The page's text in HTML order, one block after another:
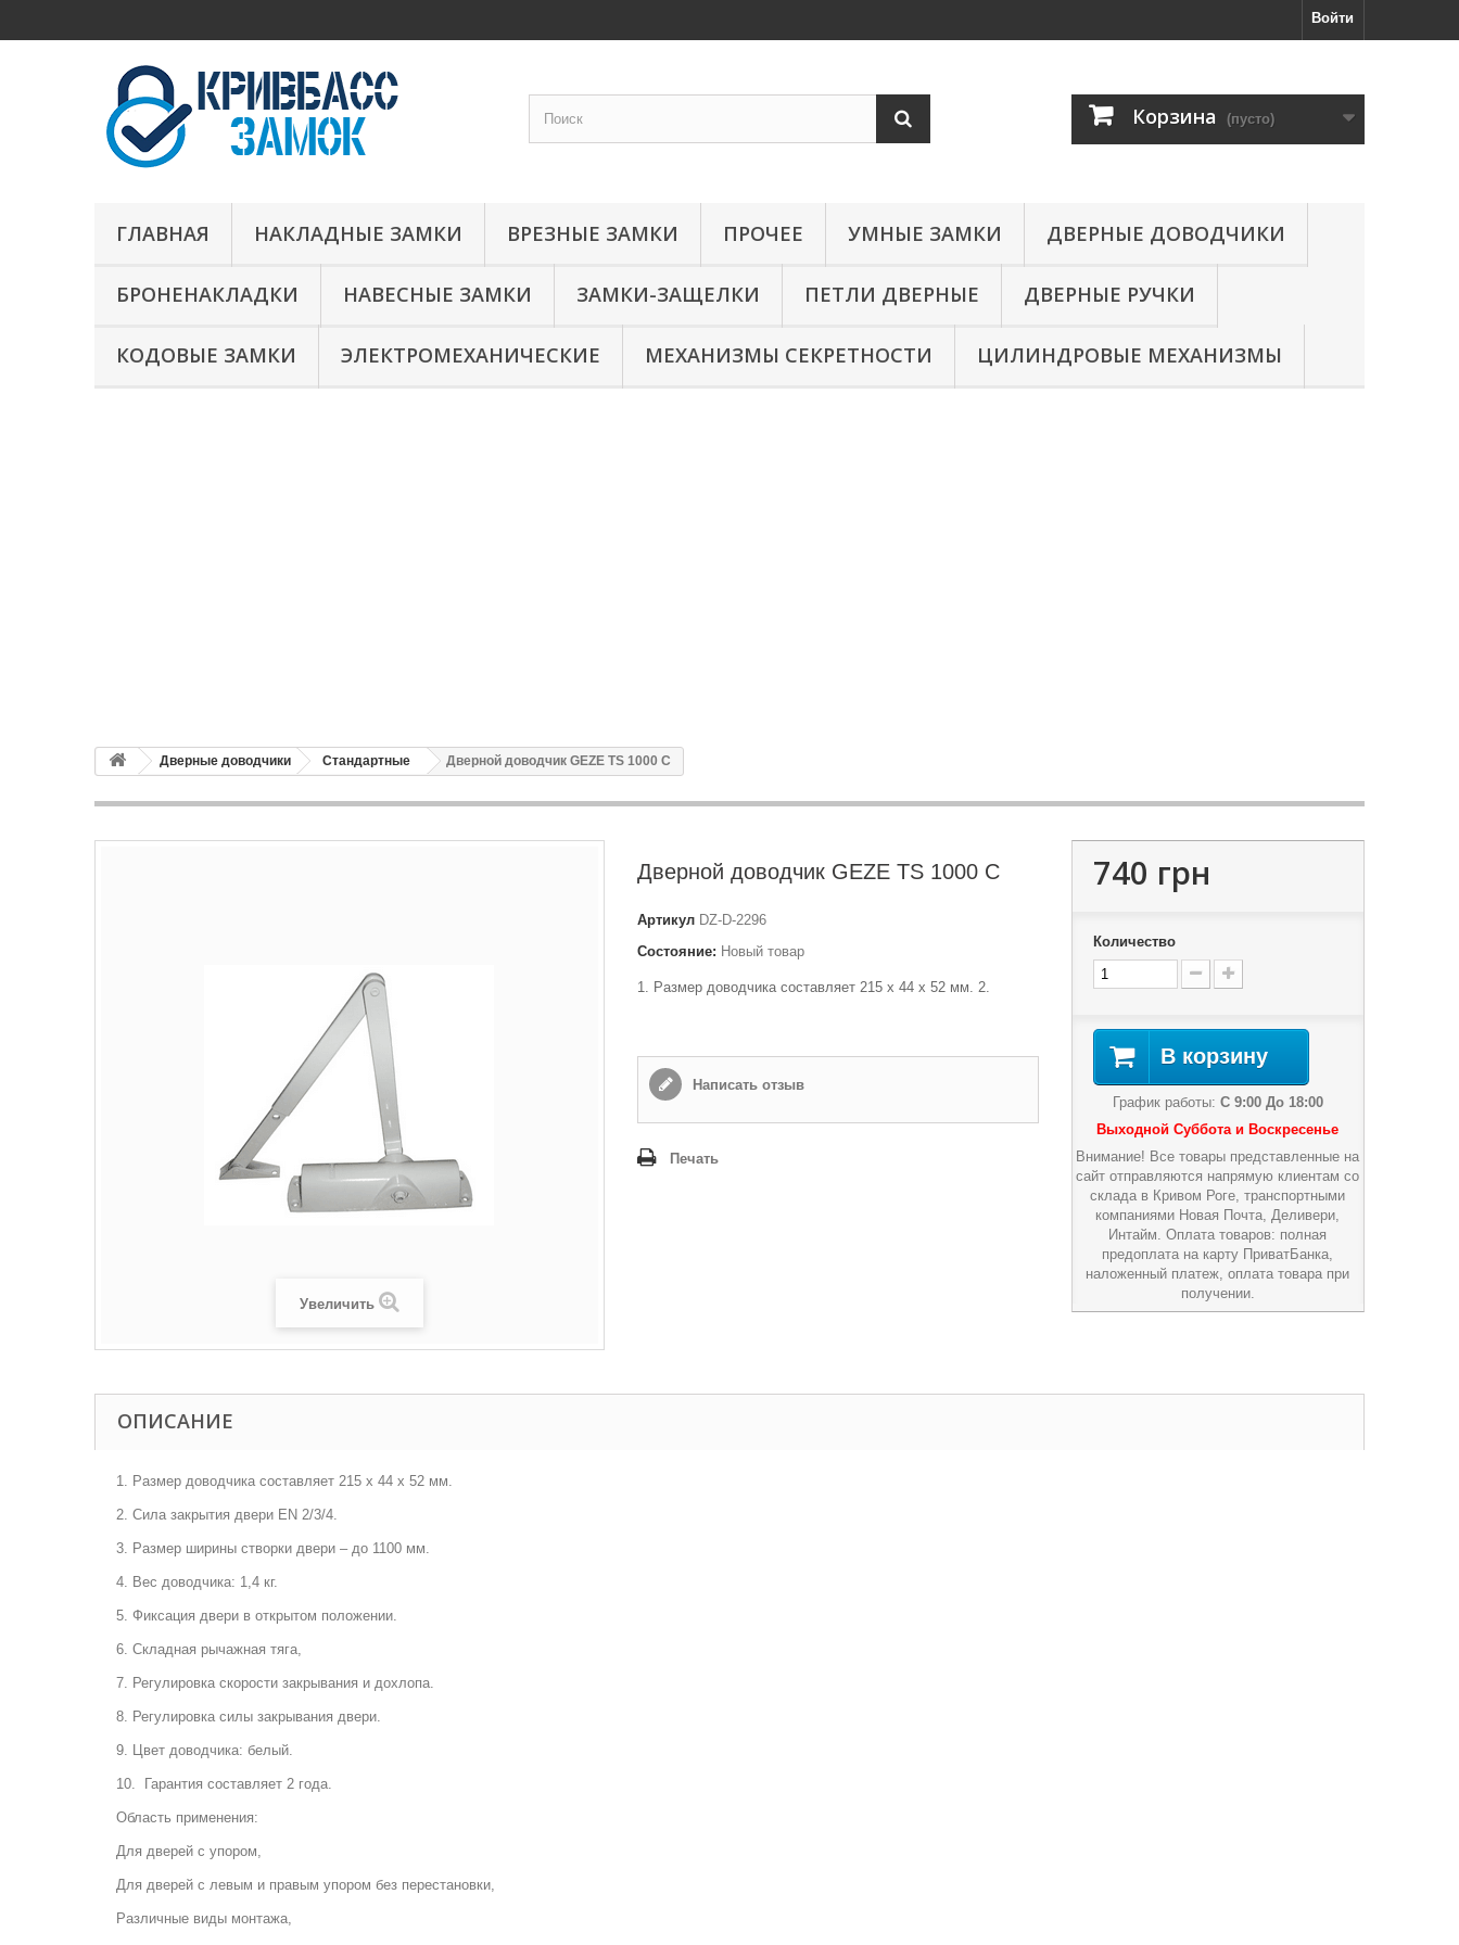
Войти
Корзина (пусто)
ГЛАВНАЯ НАКЛАДНЫЕ ЗАМКИ ВРЕЗНЫЕ ЗАМКИ ПРОЧЕЕ УМНЫЕ ЗАМКИ ДВЕРНЫЕ ДОВОДЧИКИ
БРОНЕНАКЛАДКИ НАВЕСНЫЕ ЗАМКИ ЗАМКИ-ЗАЩЕЛКИ ПЕТЛИ ДВЕРНЫЕ ДВЕРНЫЕ РУЧКИ
КОДОВЫЕ ЗАМКИ ЭЛЕКТРОМЕХАНИЧЕСКИЕ МЕХАНИЗМЫ СЕКРЕТНОСТИ ЦИЛИНДРОВЫЕ МЕХАНИЗМЫ
Дверные доводчики Стандартные Дверной доводчик GEZE TS 1000 C
Увеличить
Дверной доводчик GEZE TS 1000 C
Артикул DZ-D-2296
Состояние: Новый товар
1. Размер доводчика составляет 215 х 44 х 52 мм. 2.
Написать отзыв
Печать
740 грн
Количество
В корзину
График работы: С 9:00 До 18:00
Выходной Суббота и Воскресенье
Внимание! Все товары представленные на
сайт отправляются напрямую клиентам со
склада в Кривом Роге, транспортными
компаниями Новая Почта, Деливери,
Интайм. Оплата товаров: полная
предоплата на карту ПриватБанка,
наложенный платеж, оплата товара при
получении.
ОПИСАНИЕ
1. Размер доводчика составляет 215 х 44 х 52 мм.
2. Сила закрытия двери EN 2/3/4.
3. Размер ширины створки двери – до 1100 мм.
4. Вес доводчика: 1,4 кг.
5. Фиксация двери в открытом положении.
6. Складная рычажная тяга,
7. Регулировка скорости закрывания и дохлопа.
8. Регулировка силы закрывания двери.
9. Цвет доводчика: белый.
10. Гарантия составляет 2 года.
Область применения:
Для дверей с упором,
Для дверей с левым и правым упором без перестановки,
Различные виды монтажа,